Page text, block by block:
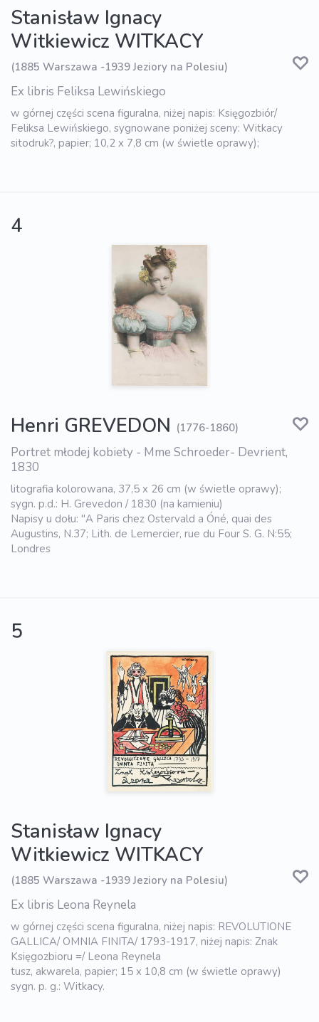
Stanisław Ignacy
Witkiewicz WITKACY
(1885 Warszawa -1939 Jeziory na Polesiu)
Ex libris Feliksa Lewińskiego
w górnej części scena figuralna, niżej napis: Księgozbiór/
Feliksa Lewińskiego, sygnowane poniżej sceny: Witkacy
sitodruk?, papier; 10,2 x 7,8 cm (w świetle oprawy);
4
Henri GREVEDON (1776-1860)
Portret młodej kobiety - Mme Schroeder- Devrient,
1830
litografia kolorowana, 37,5 x 26 cm (w świetle oprawy);
sygn. p.d.: H. Grevedon / 1830 (na kamieniu)
Napisy u dołu: "A Paris chez Ostervald a Óné, quai des
Augustins, N.37; Lith. de Lemercier, rue du Four S. G. N:55;
Londres
5
Stanisław Ignacy
Witkiewicz WITKACY
(1885 Warszawa -1939 Jeziory na Polesiu)
Ex libris Leona Reynela
w górnej części scena figuralna, niżej napis: REVOLUTIONE
GALLICA/ OMNIA FINITA/ 1793-1917, niżej napis: Znak
Księgozbioru =/ Leona Reynela
tusz, akwarela, papier; 15 x 10,8 cm (w świetle oprawy)
sygn. p. g.: Witkacy.